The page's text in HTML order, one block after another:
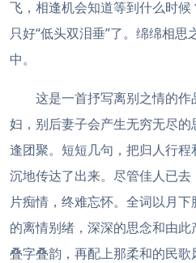
飞，相逢机会知道等到什么时候
只好“低头双泪垂”了。绵绵相思
中。
这是一首抒写离别之情的
妇，别后妻子会产生无穷无尽
逢团聚。短短几句，把归人行
沉地传达了出来。尽管佳人已
片痴情，终难忘怀。全词以月
的离情别绪，深深的思念和由
叠字叠韵，再配上那柔和的民